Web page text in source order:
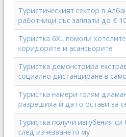
Туристическият сектор в
работници със заплати до €
Туристка 6XL помоли
коридорите и асансьорите
Туристка демонстрира
социално дистанциране в
Туристка намери голям
разрешиха ѝ да го остави за
Туристка получи изгубения
след изчезването му